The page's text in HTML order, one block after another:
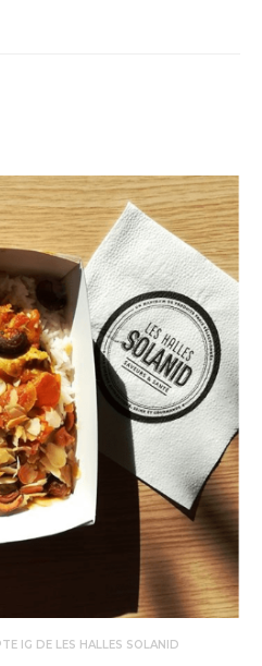
IG DE LES HALLES SOLANID